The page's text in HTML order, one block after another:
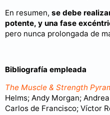
En resumen, se debe
potente, y una fase
pero nunca prolongada de
Bibliografía empleada
The Muscle & Strength
Helms; Andy Morgan;
Carlos de Francisco; Víctor